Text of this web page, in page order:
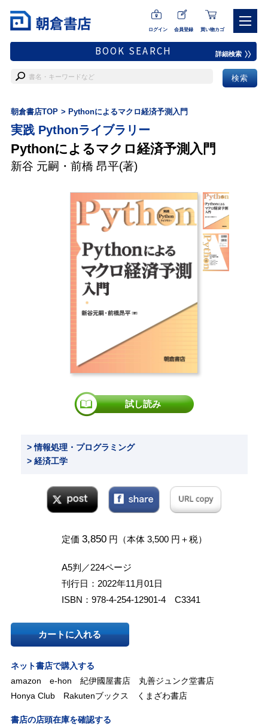
ログイン 会員登録 買い物カゴ
BOOK SEARCH 詳細検索
朝倉書店TOP Pythonによるマクロ経済予測入門
実践 Pythonライブラリー
Pythonによるマクロ経済予測入門
新谷 元嗣 ・ 前橋 昂平(著)
試し読み
> 情報処理・プログラミング
> 経済工学
定価 3,850円（本体 3,500 円＋税）
A5判／224ページ
刊行日：2022年11月01日
ISBN：978-4-254-12901-4 C3341
カートに入れる
ネット書店で購入する
amazon
e-hon 紀伊國屋書店
丸善ジュンク堂書店
Honya Club
Rakutenブックス くまざわ書店
書店の店頭在庫を確認する